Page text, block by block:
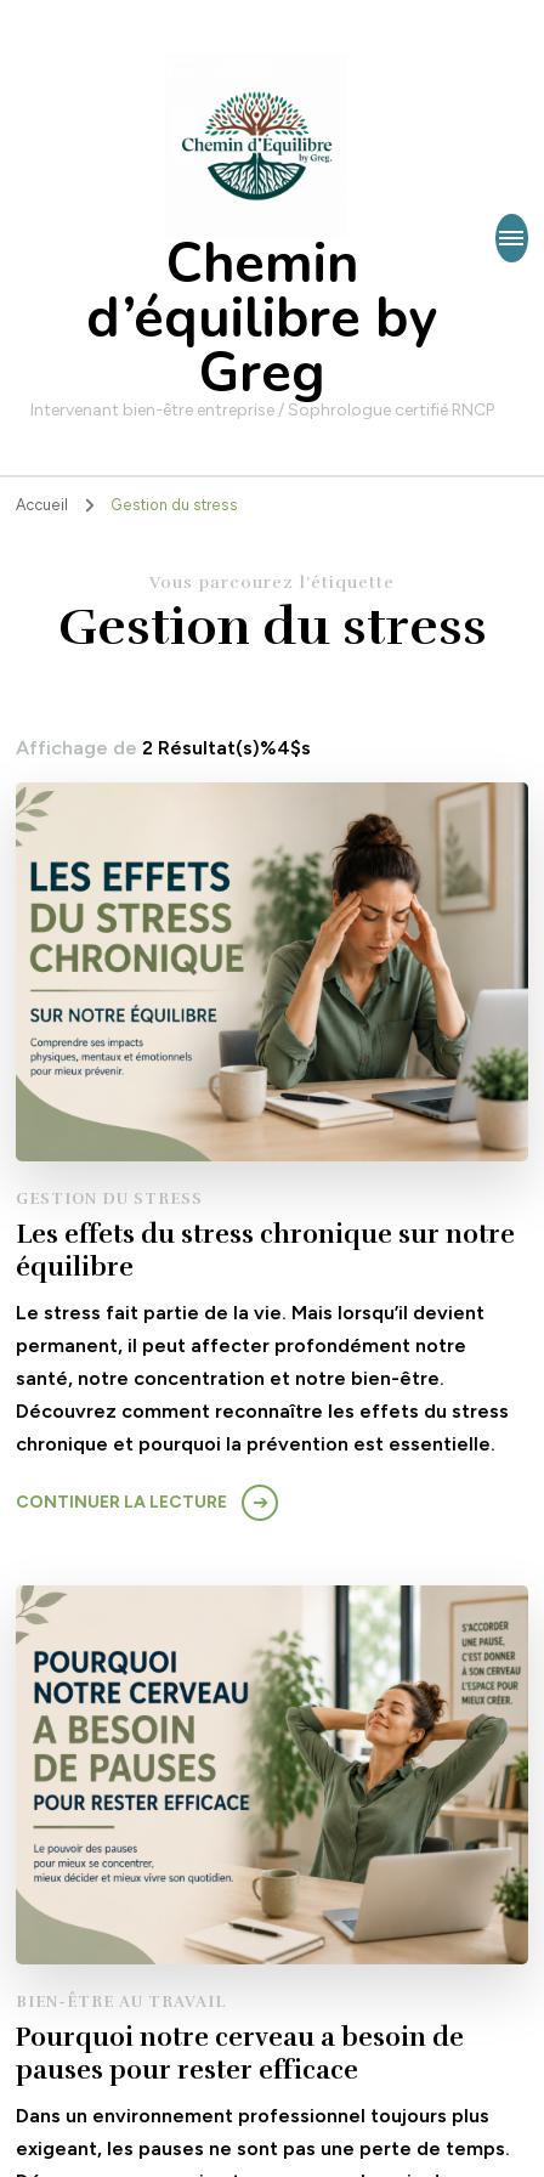
Chemin
d’équilibre by
Greg
Intervenant bien-être entreprise / Sophrologue certifié RNCP
Accueil Gestion du stress
Vous parcourez l’étiquette
Gestion du stress
Affichage de2 Résultat(s)%4$s
GESTION DU STRESS
Les effets du stress chronique sur notre
équilibre
Le stress fait partie de la vie. Mais lorsqu’il devient
permanent, il peut affecter profondément notre
santé, notre concentration et notre bien-être.
Découvrez comment reconnaître les effets du stress
chronique et pourquoi la prévention est essentielle.
CONTINUER LA LECTURE
BIEN-ÊTRE AU TRAVAIL
Pourquoi notre cerveau a besoin de
pauses pour rester efficace
Dans un environnement professionnel toujours plus
exigeant, les pauses ne sont pas une perte de temps.